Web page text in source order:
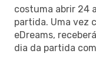
costuma abrir 24
partida. Uma vez
eDreams,
dia da partida